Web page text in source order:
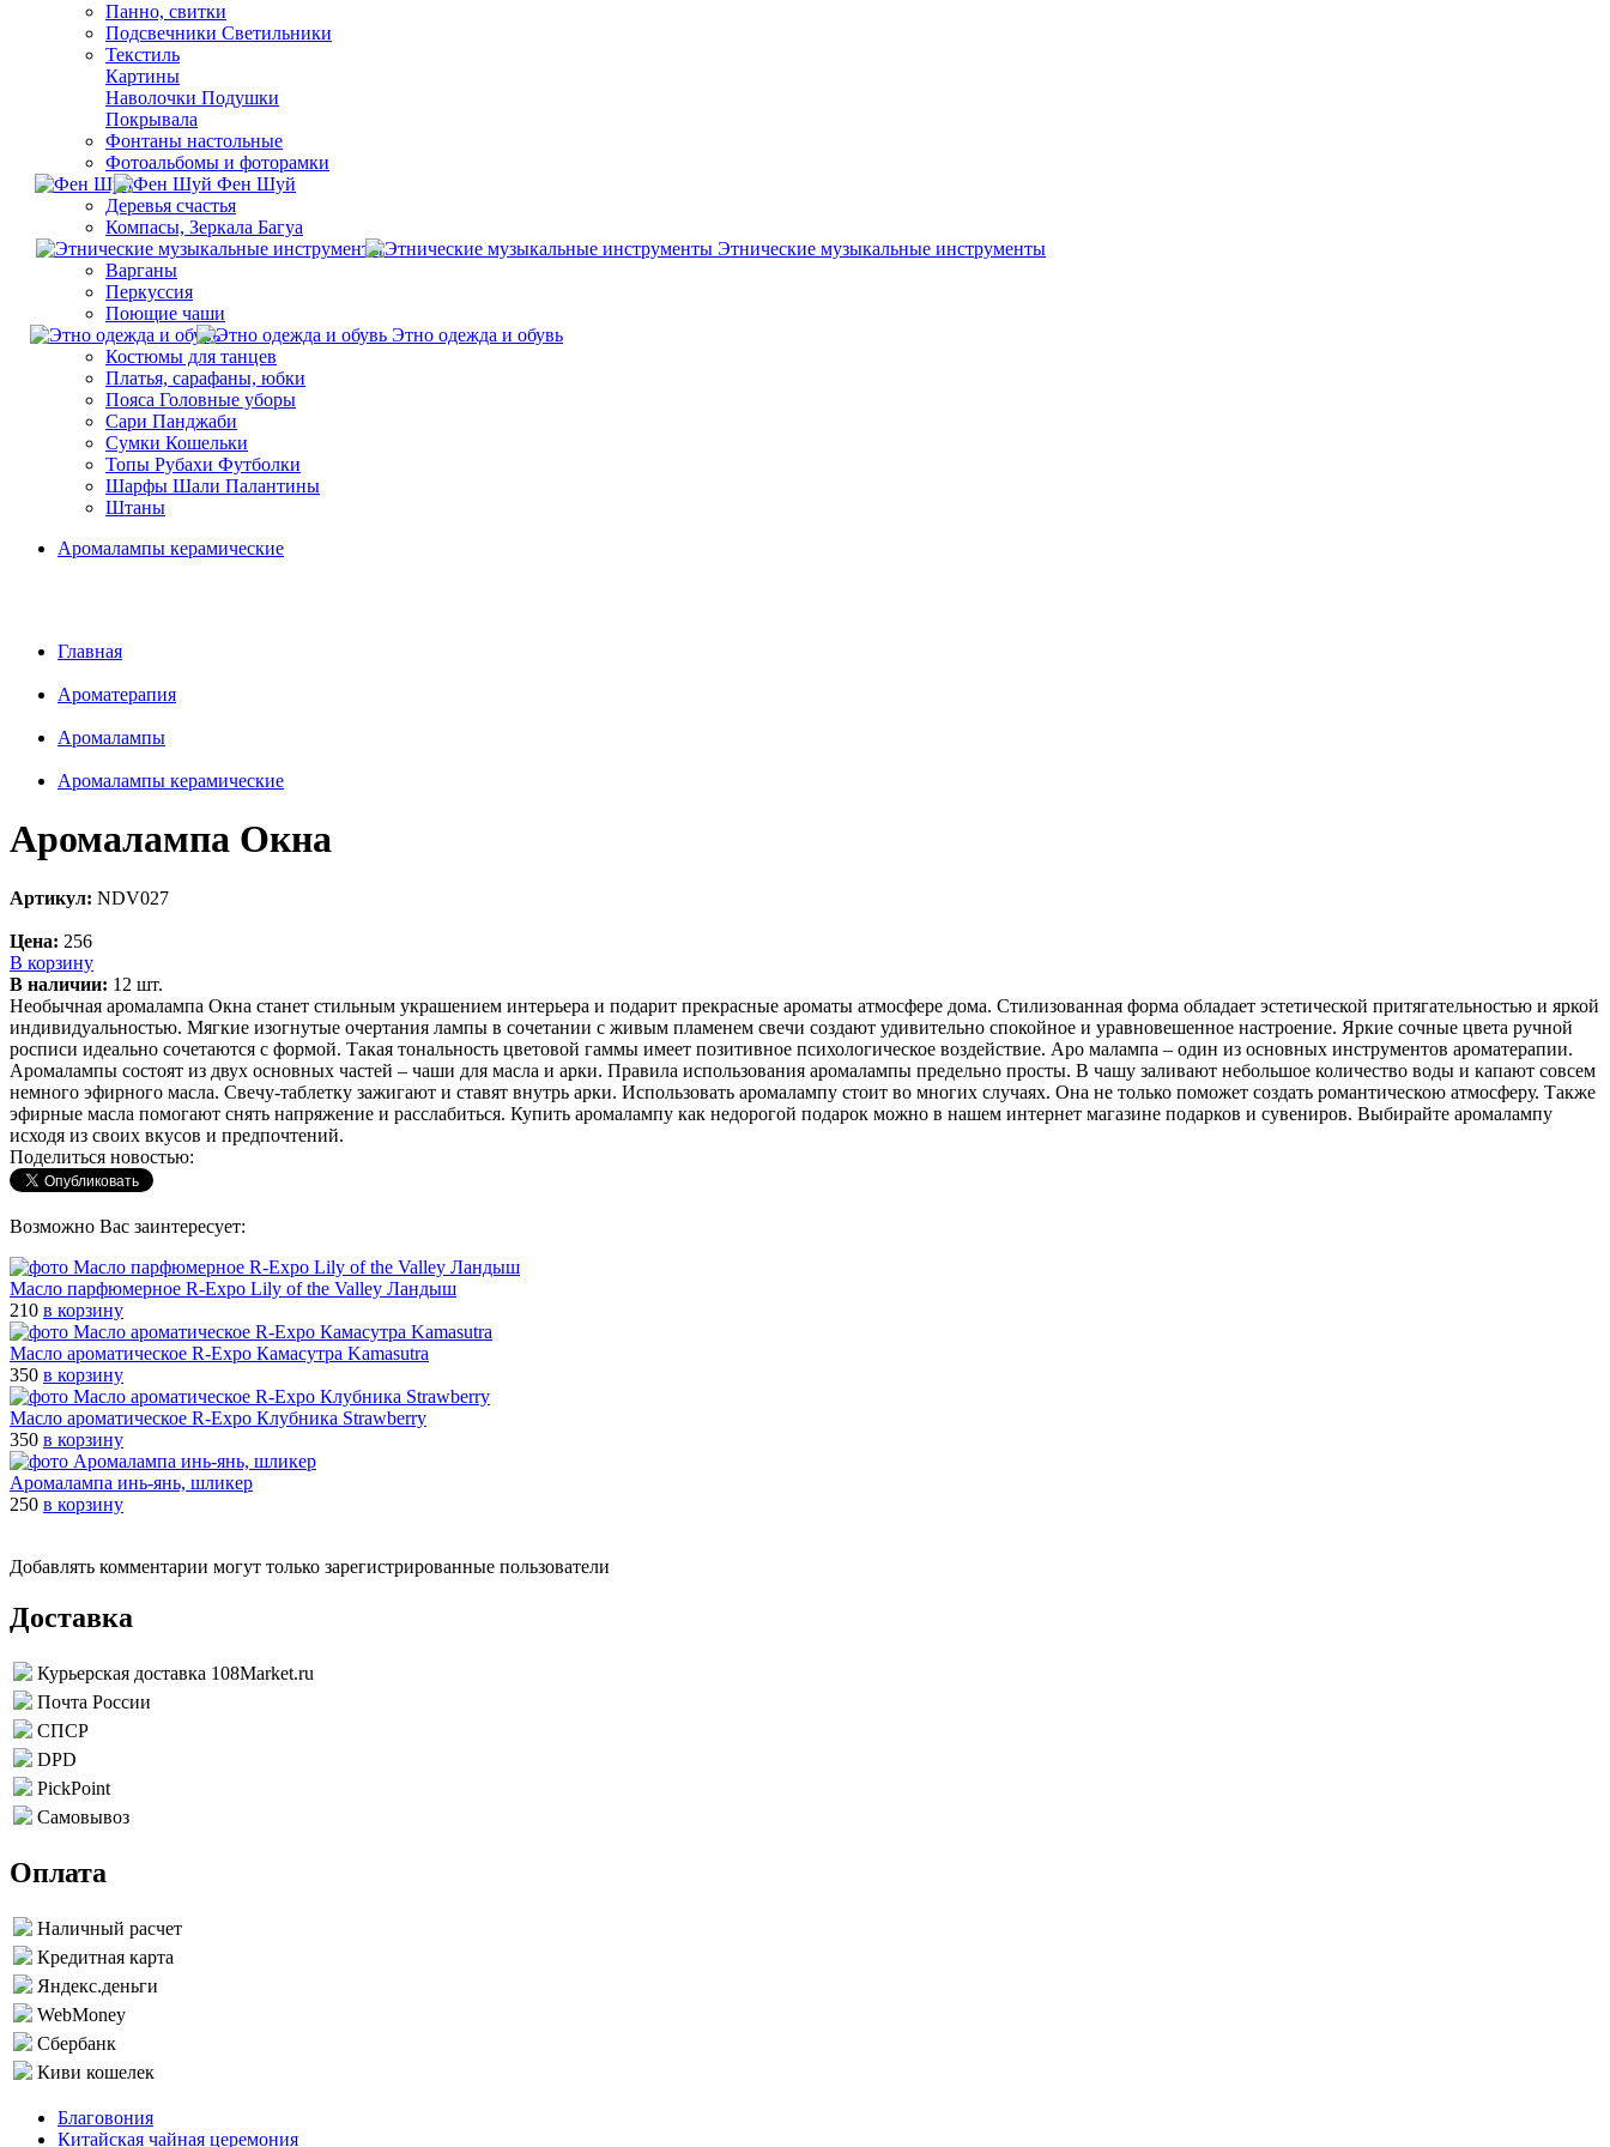
Панно, свитки
Подсвечники Светильники
Текстиль
Картины
Наволочки Подушки
Покрывала
Фонтаны настольные
Фотоальбомы и фоторамки
Фен Шуй
Деревья счастья
Компасы, Зеркала Багуа
Этнические музыкальные инструменты
Варганы
Перкуссия
Поющие чаши
Этно одежда и обувь
Костюмы для танцев
Платья, сарафаны, юбки
Пояса Головные уборы
Сари Панджаби
Сумки Кошельки
Топы Рубахи Футболки
Шарфы Шали Палантины
Штаны
Aромалампы керамические
Главная
Ароматерапия
Аромалампы
Aромалампы керамические
Аромалампа Окна
Артикул: NDV027
Цена: 256
В корзину
В наличии: 12 шт.
Необычная аромалампа Окна станет стильным украшением интерьера и подарит прекрасные ароматы атмосфере дома. Стилизованная форма обладает эстетической притягательностью и яркой
индивидуальностью. Мягкие изогнутые очертания лампы в сочетании с живым пламенем свечи создают удивительно спокойное и уравновешенное настроение. Яркие сочные цвета ручной
росписи идеально сочетаются с формой. Такая тональность цветовой гаммы имеет позитивное психологическое воздействие. Аро малампа – один из основных инструментов ароматерапии.
Аромалампы состоят из двух основных частей – чаши для масла и арки. Правила использования аромалампы предельно просты. В чашу заливают небольшое количество воды и капают совсем
немного эфирного масла. Свечу-таблетку зажигают и ставят внутрь арки. Использовать аромалампу стоит во многих случаях. Она не только поможет создать романтическою атмосферу. Также
эфирные масла помогают снять напряжение и расслабиться. Купить аромалампу как недорогой подарок можно в нашем интернет магазине подарков и сувениров. Выбирайте аромалампу
исходя из своих вкусов и предпочтений.
Поделиться новостью:
Возможно Вас заинтересует:
Масло парфюмерное R-Expo Lily of the Valley Ландыш
210 в корзину
Масло ароматическое R-Expo Камасутра Kamasutra
350 в корзину
Масло ароматическое R-Expo Клубника Strawberry
350 в корзину
Аромалампа инь-янь, шликер
250 в корзину
Добавлять комментарии могут только зарегистрированные пользователи
Доставка
Курьерская доставка 108Market.ru
Почта России
СПСР
DPD
PickPoint
Самовывоз
Оплата
Наличный расчет
Кредитная карта
Яндекс.деньги
WebMoney
Сбербанк
Киви кошелек
Благовония
Китайская чайная церемония